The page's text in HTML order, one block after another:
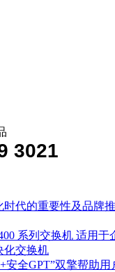
3021
时代的重要性及品牌
系列交换机 适用
化交换机
安全GPT”双擎帮助用